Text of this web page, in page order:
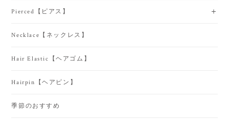
Pierced【ピアス】
Necklace【ネックレス】
Hair Elastic【ヘアゴム】
Hairpin【ヘアピン】
季節のおすすめ